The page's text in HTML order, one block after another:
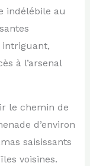
indélébile au
intriguant,
à l’arsenal
le chemin de
d’environ
saisissants
voisines.